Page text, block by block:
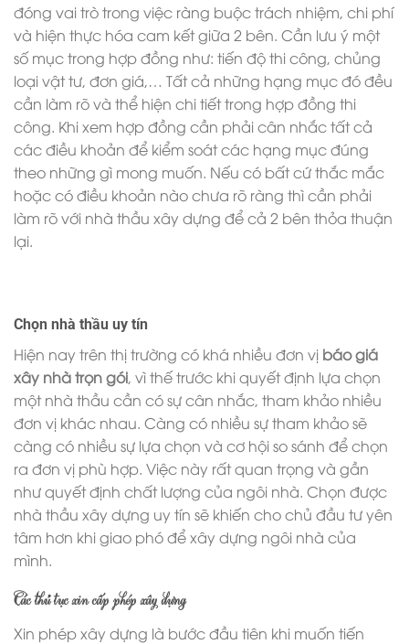
đóng vai trò trong việc ràng buộc trách nhiệm, chi phí
và hiện thực hóa cam kết giữa 2 bên. Cần lưu ý một
số mục trong hợp đồng như: tiến độ thi công, chủng
loại vật tư, đơn giá,… Tất cả những hạng mục đó đều
cần làm rõ và thể hiện chi tiết trong hợp đồng thi
công. Khi xem hợp đồng cần phải cân nhắc tất cả
các điều khoản để kiểm soát các hạng mục đúng
theo những gì mong muốn. Nếu có bất cứ thắc mắc
hoặc có điều khoản nào chưa rõ ràng thì cần phải
làm rõ với nhà thầu xây dựng để cả 2 bên thỏa thuận
lại.
Chọn nhà thầu uy tín
Hiện nay trên thị trường có khá nhiều đơn vị báo giá
xây nhà trọn gói, vì thế trước khi quyết định lựa chọn
một nhà thầu cần có sự cân nhắc, tham khảo nhiều
đơn vị khác nhau. Càng có nhiều sự tham khảo sẽ
càng có nhiều sự lựa chọn và cơ hội so sánh để chọn
ra đơn vị phù hợp. Việc này rất quan trọng và gần
như quyết định chất lượng của ngôi nhà. Chọn được
nhà thầu xây dựng uy tín sẽ khiến cho chủ đầu tư yên
tâm hơn khi giao phó để xây dựng ngôi nhà của
mình.
Các thủ tục xin cấp phép xây dựng
Xin phép xây dựng là bước đầu tiên khi muốn tiến